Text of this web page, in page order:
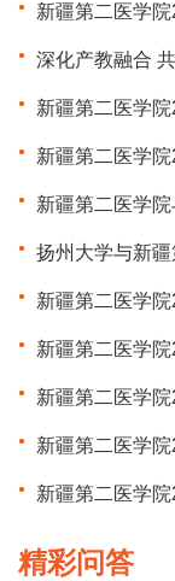
新疆第二医学
深化产教融合 共育医学人
新疆第二医学
新疆第二医学
新疆第二医学院
扬州大学与新
新疆第二医学
新疆第二医学
新疆第二医学院2022
新疆第二医学
新疆第二医学
精彩问答